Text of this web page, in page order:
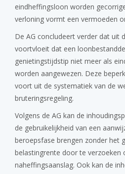
eindheffingsloon worden
verloning vormt een vermoeden
De AG concludeert verder dat uit
voortvloeit dat een
genietingstijdstip niet meer als
worden aangewezen. Deze
voort uit de systematiek van de
bruteringsregeling.
Volgens de AG kan de
de gebruikelijkheid van een
beroepsfase brengen zonder het
belastingrente door te verzoeken
naheffingsaanslag. Ook kan de